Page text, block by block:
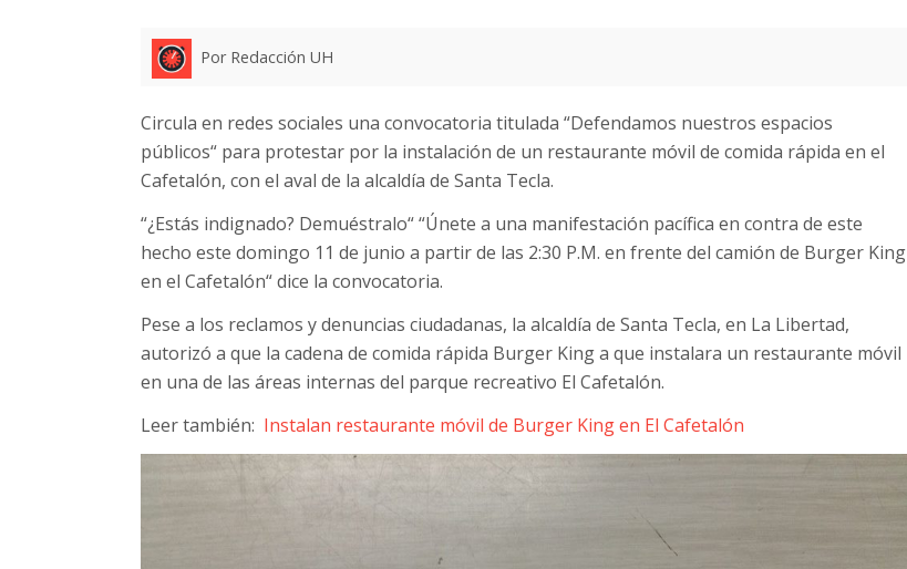
Por Redacción UH
Circula en redes sociales una convocatoria titulada “Defendamos nuestros espacios
públicos“ para protestar por la instalación de un restaurante móvil de comida rápida en el
Cafetalón, con el aval de la alcaldía de Santa Tecla.
“¿Estás indignado? Demuéstralo“ “Únete a una manifestación pacífica en contra de este
hecho este domingo 11 de junio a partir de las 2:30 P.M. en frente del camión de Burger King
en el Cafetalón“ dice la convocatoria.
Pese a los reclamos y denuncias ciudadanas, la alcaldía de Santa Tecla, en La Libertad,
autorizó a que la cadena de comida rápida Burger King a que instalara un restaurante móvil
en una de las áreas internas del parque recreativo El Cafetalón.
Leer también: Instalan restaurante móvil de Burger King en El Cafetalón